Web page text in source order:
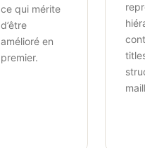
ce qui mérite
d’être
amélioré en
premier.